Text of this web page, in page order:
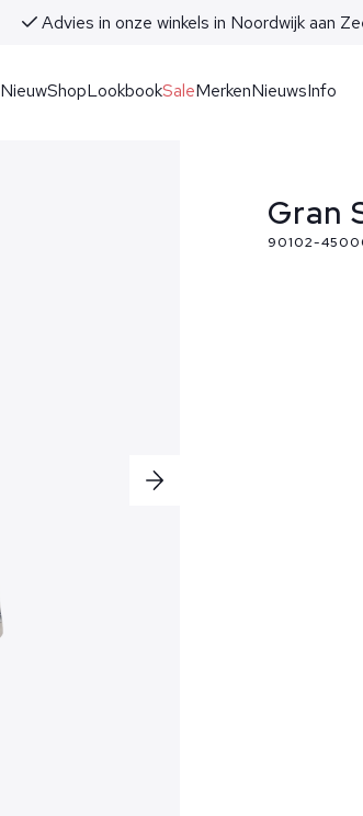
Advies in onze winkels in Noordwijk aan
NieuwShopLookbookSaleMerkenNieuwsInfo
Gran
90102-